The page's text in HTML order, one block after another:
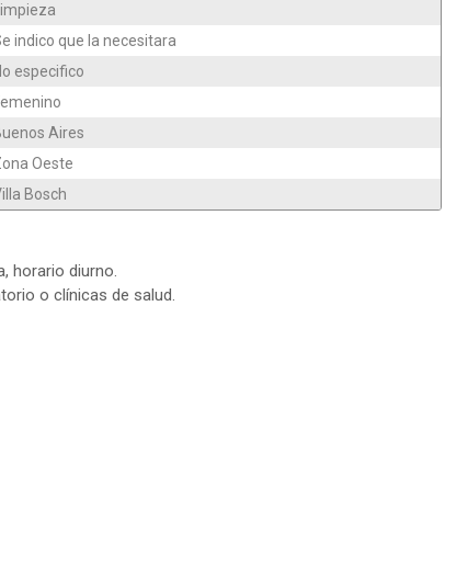
Limpieza
indico que la necesitara
especifico
Aires
Oeste
Bosch
horario diurno.
o clínicas de salud.